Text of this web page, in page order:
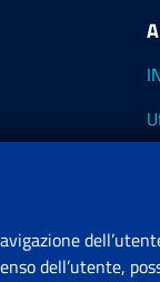
dell’utente,